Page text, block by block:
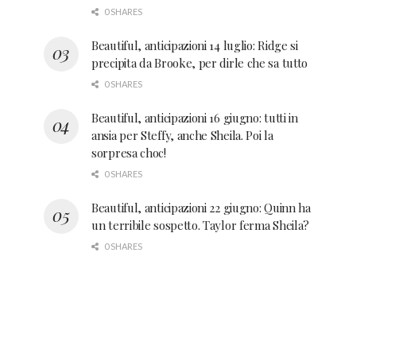
0 SHARES
Beautiful, anticipazioni 14 luglio: Ridge si
precipita da Brooke, per dirle che sa tutto
0 SHARES
Beautiful, anticipazioni 16 giugno: tutti in
ansia per Steffy, anche Sheila. Poi la
sorpresa choc!
0 SHARES
Beautiful, anticipazioni 22 giugno: Quinn ha
un terribile sospetto. Taylor ferma Sheila?
0 SHARES